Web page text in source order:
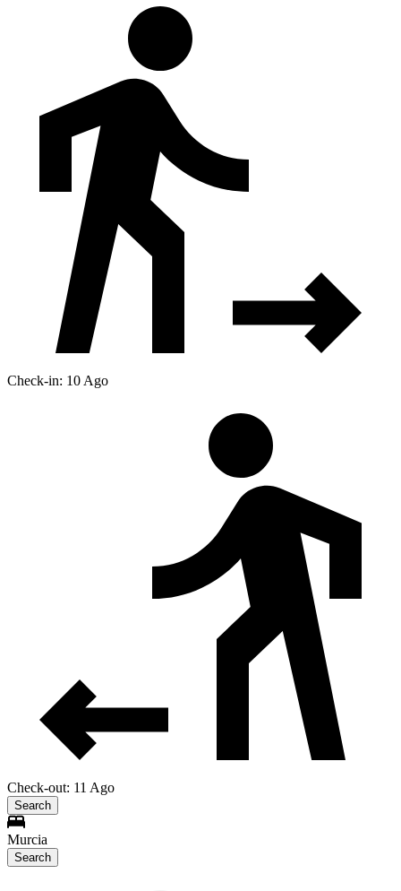
Check-in: 10 Ago
Check-out: 11 Ago
Search
Murcia
Search